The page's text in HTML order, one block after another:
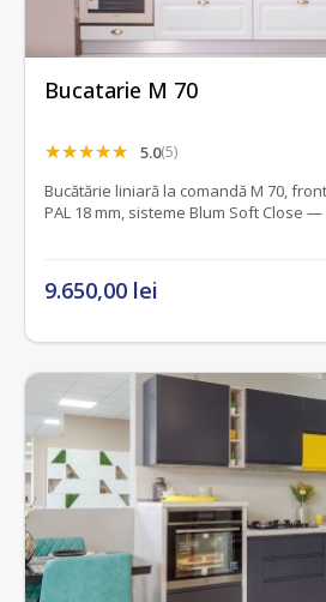
Bucatarie M 70
5.0(5)
Bucătărie liniară la comandă M 70,
PAL 18 mm, sisteme Blum Soft Close —
9.650,00 lei